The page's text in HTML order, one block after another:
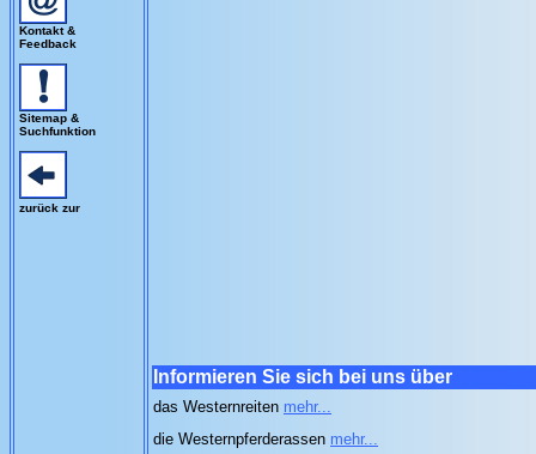
Kontakt &
Feedback
Sitemap &
Suchfunktion
zurück zur
Informieren Sie sich bei uns über
das Westernreiten mehr...
die Westernpferderassen mehr...